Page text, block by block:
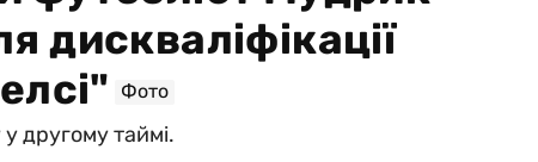
дискваліфікації
Фото
другому таймі.